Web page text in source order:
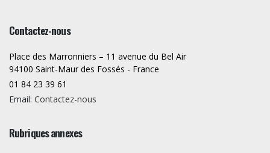
Contactez-nous
Place des Marronniers – 11 avenue du Bel Air
94100 Saint-Maur des Fossés - France
01 84 23 39 61
Email: Contactez-nous
Rubriques annexes